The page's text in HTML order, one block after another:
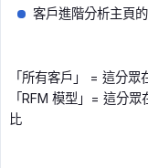
客戶進階分析主頁
「所有客戶」 = 這分
「RFM 模型」= 這分
比